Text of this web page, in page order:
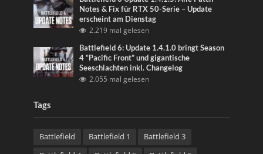
Notes & Fix für RTX 50-Serie – Update
erscheint am Dienstag
2.219 mal gelesen
Battlefield 6: Update 1.4.1.0 bringt Season
4 “Pacific Front” und gigantische
Seeschlachten inkl. Changelog
2.055 mal gelesen
Tags
Battlefield Battlefield 1
Battlefield 3